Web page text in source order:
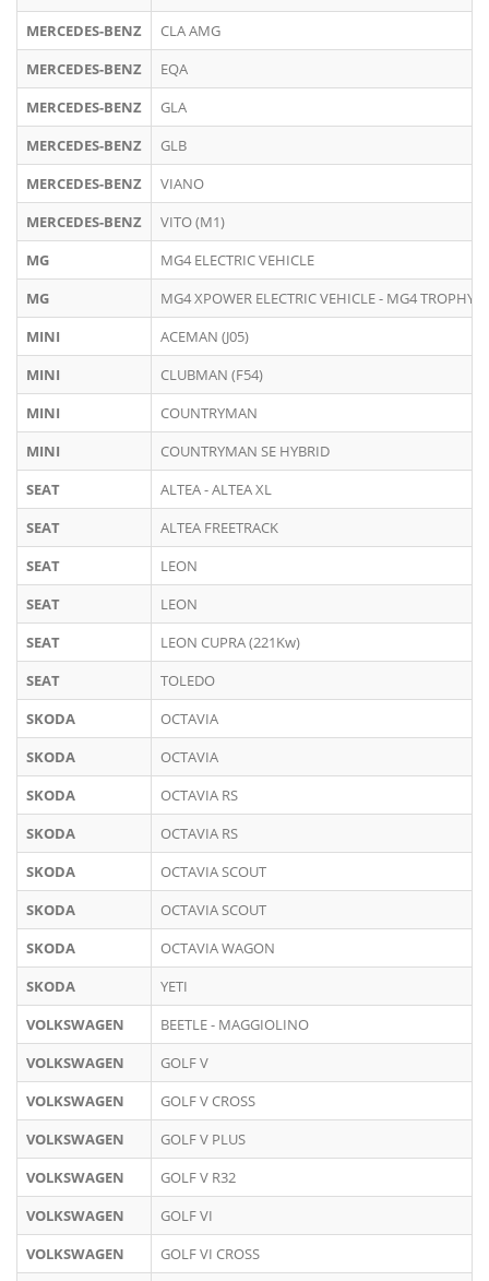
MERCEDES-BENZ
CLA AMG
MERCEDES-BENZ
EQA
MERCEDES-BENZ
GLA
MERCEDES-BENZ
GLB
MERCEDES-BENZ
VIANO
MERCEDES-BENZ
VITO (M1)
MG
MG4 ELECTRIC VEHICLE
MG
MG4 XPOWER ELECTRIC VEHICLE - MG4 TROPHY
MINI
ACEMAN (J05)
MINI
CLUBMAN (F54)
MINI
COUNTRYMAN
MINI
COUNTRYMAN SE HYBRID
SEAT
ALTEA - ALTEA XL
SEAT
ALTEA FREETRACK
SEAT
LEON
SEAT
LEON
SEAT
LEON CUPRA (221Kw)
SEAT
TOLEDO
SKODA
OCTAVIA
SKODA
OCTAVIA
SKODA
OCTAVIA RS
SKODA
OCTAVIA RS
SKODA
OCTAVIA SCOUT
SKODA
OCTAVIA SCOUT
SKODA
OCTAVIA WAGON
SKODA
YETI
VOLKSWAGEN
BEETLE - MAGGIOLINO
VOLKSWAGEN
GOLF V
VOLKSWAGEN
GOLF V CROSS
VOLKSWAGEN
GOLF V PLUS
VOLKSWAGEN
GOLF V R32
VOLKSWAGEN
GOLF VI
VOLKSWAGEN
GOLF VI CROSS